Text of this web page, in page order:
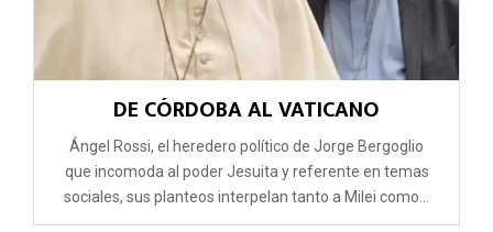
DE CÓRDOBA AL VATICANO
Ángel Rossi, el heredero político de Jorge Bergoglio
que incomoda al poder Jesuita y referente en temas
sociales, sus planteos interpelan tanto a Milei como...